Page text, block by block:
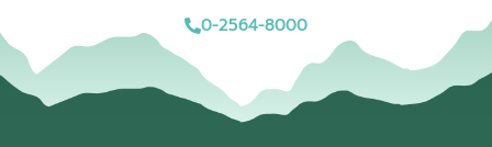
0-2564-8000